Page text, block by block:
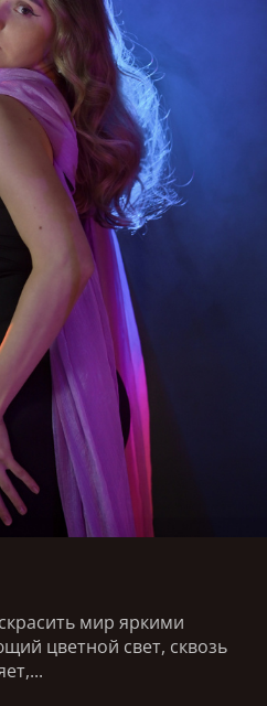
мир яркими
цветной свет, сквозь